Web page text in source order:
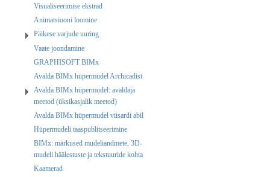
Visualiseerimise ekstrad
Animatsiooni loomine
Päikese varjude uuring
Vaate joondamine
GRAPHISOFT BIMx
Avalda BIMx hüpermudel Archicadist
Avalda BIMx hüpermudel: avaldaja
meetod (üksikasjalik meetod)
Avalda BIMx hüpermudel viisardi abil
Hüpermudeli taaspublitseerimine
BIMx: märkused mudeliandmete, 3D-
mudeli häälestuste ja tekstuuride kohta
Kaamerad